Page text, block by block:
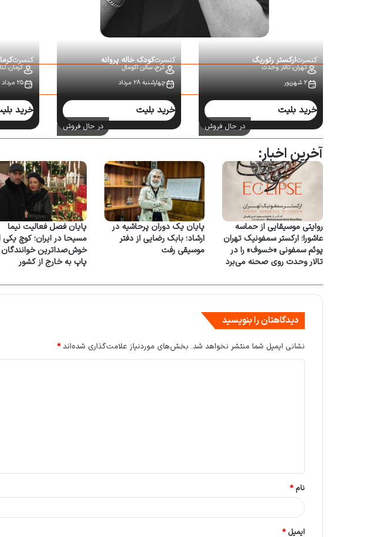
سایر کنسرت‌ها:
کنسرتارکستر رتوریک
تهران،تالار وحدت
۲ شهریور
خرید بلیت
در حال فروش
کنسرتکودک خاله پروانه
کرج،سالن اکومال
چهارشنبه ۲۸ مرداد
خرید بلیت
در حال فروش
کنسرت
کرمان،
۲۵ مرداد
خرید
آخرین اخبار:
روایتی موسیقایی از حماسه
عاشورا؛ ارکستر سمفونیک تهران
پوئم سمفونی «خسوف» را در
تالار وحدت روی صحنه می‌برد
پایان یک دوران پرحاشیه در
ارشاد؛ بابک رضایی از دفتر
موسیقی رفت
پایان فصل فعالیت نیما
مسیحا در ایران؛ کوچ یکی
خوش‌صداترین خوانندگان
پاپ به خارج از کشور
دیدگاهتان را بنویسید
نشانی ایمیل شما منتشر نخواهد شد. بخش‌های موردنیاز علامت‌گذاری شده‌اند*
*
نام*
ایمیل*